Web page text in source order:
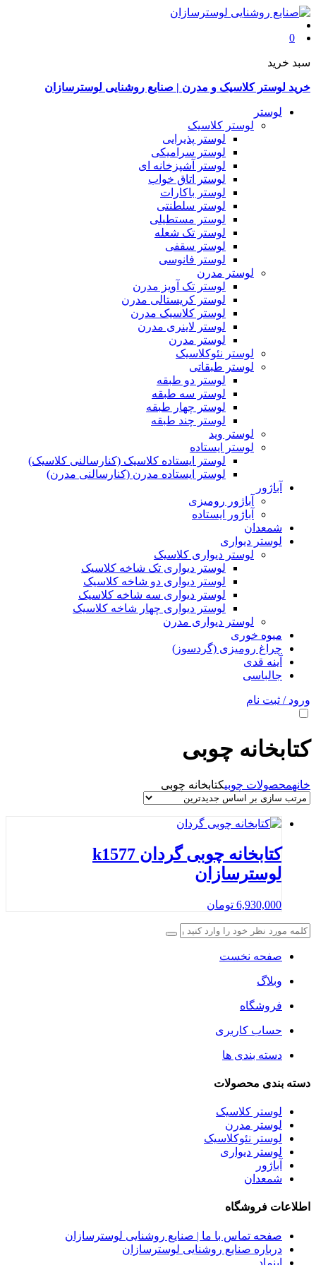
0
سبد خرید
خرید لوستر کلاسیک و مدرن | صنایع روشنایی لوسترسازان
لوستر
لوستر کلاسیک
لوستر پذیرایی
لوستر سرامیکی
لوستر آشپزخانه ای
لوستر اتاق خواب
لوستر باکارات
لوستر سلطنتی
لوستر مستطیلی
لوستر تک شعله
لوستر سقفی
لوستر فانوسی
لوستر مدرن
لوستر تک آویز مدرن
لوستر کریستالی مدرن
لوستر کلاسیک مدرن
لوستر لاینری مدرن
لوستر مدرن
لوستر نئوکلاسیک
لوستر طبقاتی
لوستر دو طبقه
لوستر سه طبقه
لوستر چهار طبقه
لوستر چند طبقه
لوستر وید
لوستر ایستاده
لوستر ایستاده کلاسیک (کنارسالنی کلاسیک)
لوستر ایستاده مدرن (کنارسالنی مدرن)
آباژور
آباژور رومیزی
آباژور ایستاده
شمعدان
لوستر دیواری
لوستر دیواری کلاسیک
لوستر دیواری تک شاخه کلاسیک
لوستر دیواری دو شاخه کلاسیک
لوستر دیواری سه شاخه کلاسیک
لوستر دیواری چهار شاخه کلاسیک
لوستر دیواری مدرن
میوه خوری
چراغ رومیزی (گردسوز)
آینه قدی
جالباسی
ورود / ثبت نام
کتابخانه چوبی
خانهمحصولات چوبیکتابخانه چوبی
کتابخانه چوبی گردان k1577
لوسترسازان
6,930,000 تومان
صفحه نخست
وبلاگ
فروشگاه
حساب کاربری
دسته بندی ها
دسته بندی محصولات
لوستر کلاسیک
لوستر مدرن
لوستر نئوکلاسیک
لوستر دیواری
آباژور
شمعدان
اطلاعات فروشگاه
صفحه تماس با ما | صنایع روشنایی لوسترسازان
درباره صنایع روشنایی لوسترسازان
اینماد